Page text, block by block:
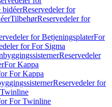
bidéerReservedeler for
TilbehørReservedeler for
for BetjeningsplaterFor
for For Sigma
Reservedeler
For Kappa
For Kappa
Reservedeler for
For Twinline